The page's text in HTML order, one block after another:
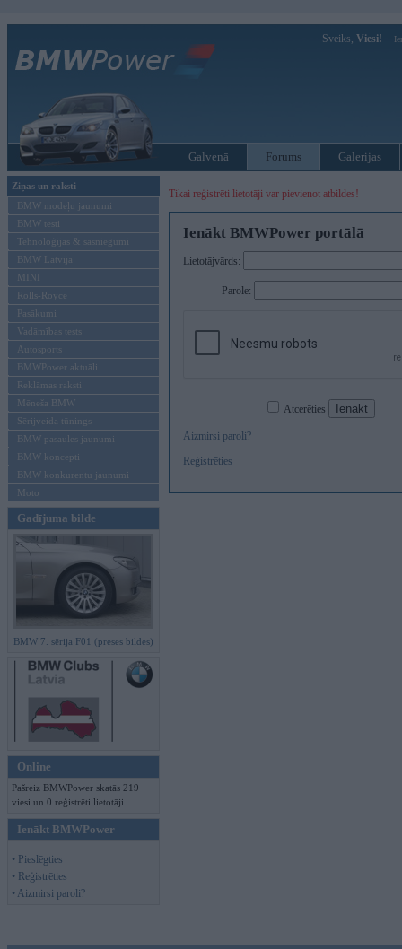
Sveiks, Viesi!
Galvenā Forums Galerijas
Ziņas un raksti
BMW modeļu jaunumi
BMW testi
Tehnoloģijas & sasniegumi
BMW Latvijā
MINI
Rolls-Royce
Pasākumi
Vadāmības tests
Autosports
BMWPower aktuāli
Reklāmas raksti
Mēneša BMW
Sērijveida tūnings
BMW pasaules jaunumi
BMW koncepti
BMW konkurentu jaunumi
Moto
Gadījuma bilde
BMW 7. sērija F01 (preses bildes)
Online
Pašreiz BMWPower skatās 219
viesi un 0 reģistrēti lietotāji.
Ienākt BMWPower
• Pieslēgties
• Reģistrēties
• Aizmirsi paroli?
Tikai reģistrēti lietotāji var pievienot atbildes!
Ienākt BMWPower portālā
Lietotājvārds:
Parole:
Atcerēties
Aizmirsi paroli?
Reģistrēties